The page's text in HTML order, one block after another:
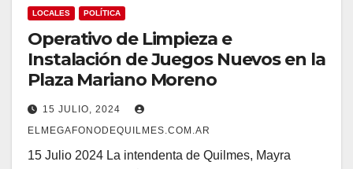
LOCALES POLÍTICA
Operativo de Limpieza e
Instalación de Juegos Nuevos en la
Plaza Mariano Moreno
15 JULIO, 2024
ELMEGAFONODEQUILMES.COM.AR
15 Julio 2024 La intendenta de Quilmes, Mayra